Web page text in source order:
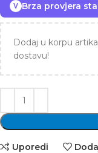
V Brza provjera
Dodaj u korpu
dostavu!
Uporedi